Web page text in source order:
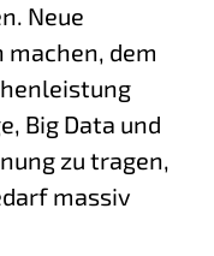
Neue
machen, dem
Big Data und
zu tragen,
massiv